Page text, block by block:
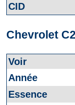
Chevrolet